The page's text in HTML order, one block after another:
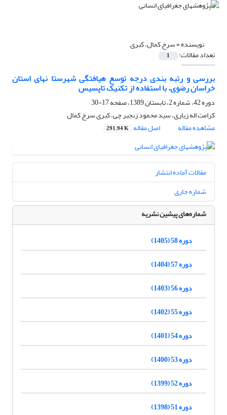
نویسنده =سرخ کمال، کبری
تعداد مقالات: 1
بررسی و رتبه بندی درجه توسع هیافتگی شهرستا نهای استان
خراسان رضوی، با استفاده از تکنیک تاپسیس
دوره 42، شماره 2، تابستان 1389، صفحه
17-30
کرامت اله زیاری، سید محمود زنجیر چی، کبری سرخ کمال
مشاهده مقاله
اصل مقاله 291.94 K
مقالات آماده انتشار
شماره جاری
شماره‌های پیشین نشریه
دوره 58 (1405)
دوره 57 (1404)
دوره 56 (1403)
دوره 55 (1402)
دوره 54 (1401)
دوره 53 (1400)
دوره 52 (1399)
دوره 51 (1398)